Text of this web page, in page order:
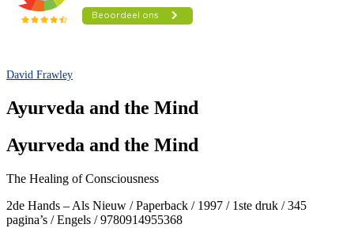
David Frawley
Ayurveda and the Mind
Ayurveda and the Mind
The Healing of Consciousness
2de Hands – Als Nieuw / Paperback / 1997 / 1ste druk / 345
pagina’s / Engels / 9780914955368